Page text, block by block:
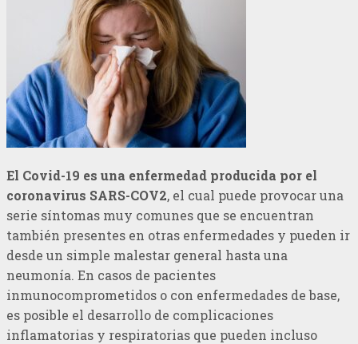
El Covid-19 es una enfermedad producida por el
coronavirus SARS-COV2, el cual puede provocar una
serie síntomas muy comunes que se encuentran
también presentes en otras enfermedades y pueden ir
desde un simple malestar general hasta una
neumonía. En casos de pacientes
inmunocomprometidos o con enfermedades de base,
es posible el desarrollo de complicaciones
inflamatorias y respiratorias que pueden incluso